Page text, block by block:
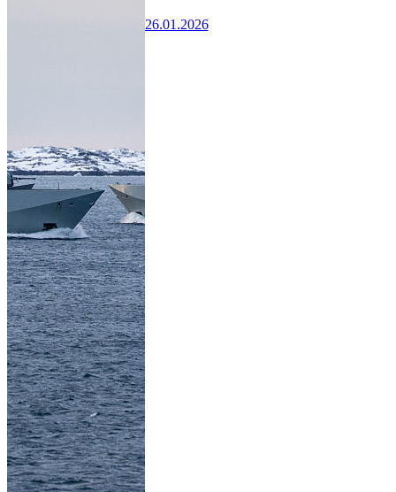
26.01.2026